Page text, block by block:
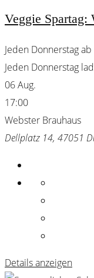
Veggie Spartag:
Jeden Donnerstag
Jeden Donnerstag
06 Aug.
17:00
Webster Brauhaus
Dellplatz 14, 47051
Details anzeigen